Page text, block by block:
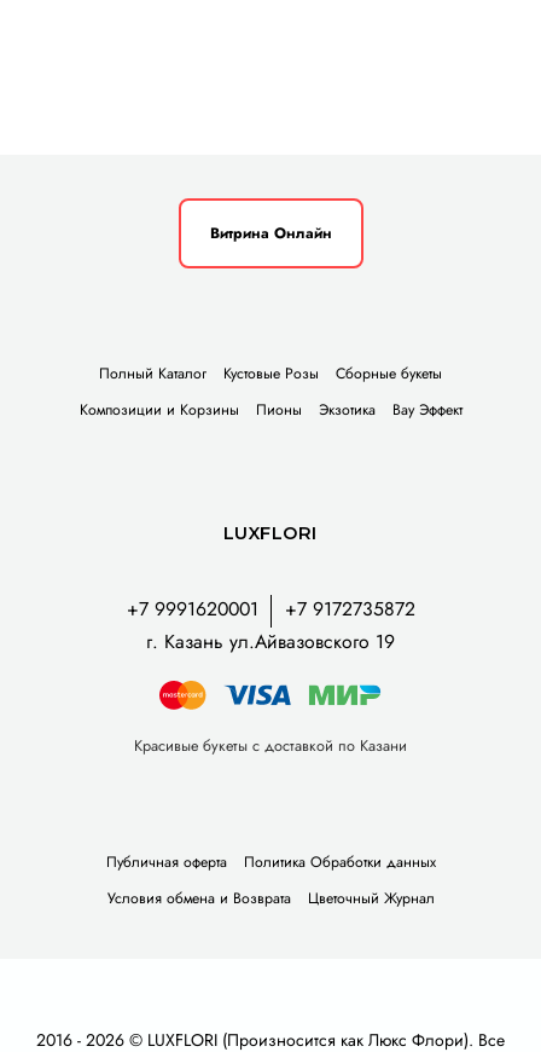
Витрина Онлайн
Полный Каталог Кустовые Розы
Сборные букеты
Композиции и Корзины
Пионы Экзотика Вау Эффект
+7 9991620001
+7 9172735872
г. Казань ул.Айвазовского 19
LUXFLORI
Красивые букеты с доставкой по Казани
Публичная оферта
Политика Обработки данных
Условия обмена и Возврата
Цветочный Журнал
2016 - 2026 © LUXFLORI (Произносится как Люкс Флори). Все